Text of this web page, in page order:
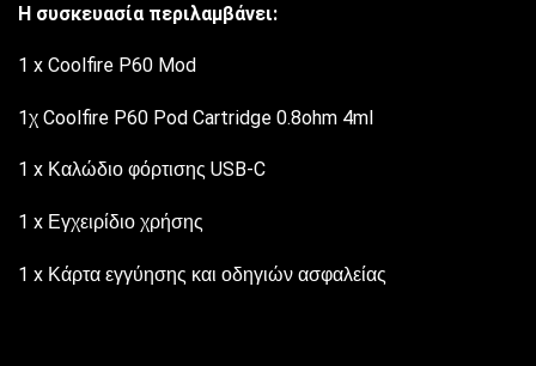
Η συσκευασία περιλαμβάνει:
1 x Coolfire P60 Mod
1χ Coolfire P60 Pod Cartridge 0.8ohm 4ml
1 x Καλώδιο φόρτισης USB-C
1 x Εγχειρίδιο χρήσης
1 x Κάρτα εγγύησης και οδηγιών ασφαλείας